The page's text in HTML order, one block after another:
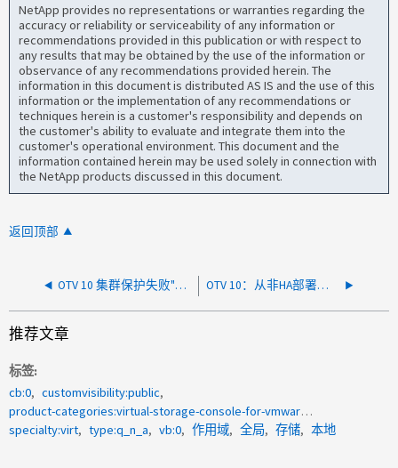
NetApp provides no representations or warranties regarding the
accuracy or reliability or serviceability of any information or
recommendations provided in this publication or with respect to
any results that may be obtained by the use of the information or
observance of any recommendations provided herein. The
information in this document is distributed AS IS and the use of this
information or the implementation of any recommendations or
techniques herein is a customer's responsibility and depends on
the customer's ability to evaluate and integrate them into the
customer's operational environment. This document and the
information contained herein may be used solely in connection with
the NetApp products discussed in this document.
返回顶部
OTV 10 集群保护失败"此集群不符合条件.." OTV 10：从非HA部署扩展到HA部署时、出现"自Deploy VMs/install rke2失败后删除节点"错误
推荐文章
标签
cb:0
customvisibility:public
product-categories:virtual-storage-console-for-vmware-vsphere
specialty:virt
type:q_n_a vb:0 作用域 全局 存储 本地